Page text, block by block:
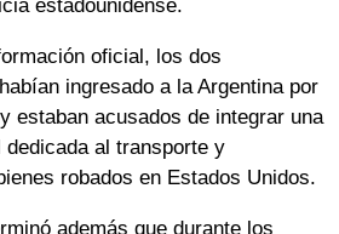
estadounidense.
oficial, los dos
ingresado a la Argentina por
estaban acusados de integrar una
al transporte y
robados en Estados Unidos.
además que durante los